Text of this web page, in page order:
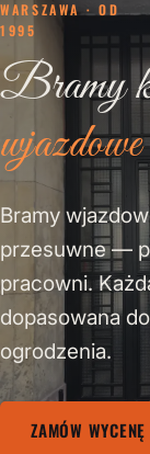
WARSZAWA · OD
1995
Bramy
Bramy
przesuwne —
pracowni.
dopasowana
ogrodzenia.
ZAMÓW WYCENĘ